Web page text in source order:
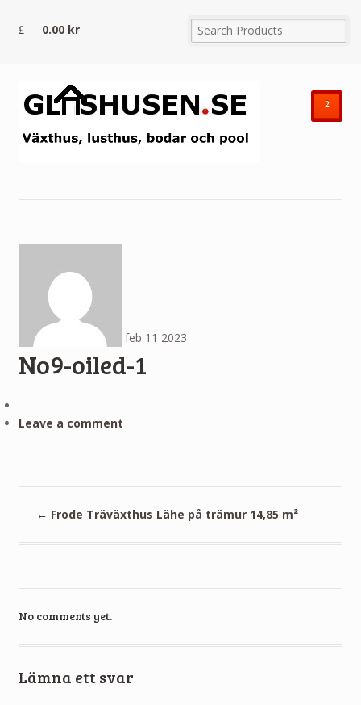
0.00 kr
²
feb 11 2023
No9-oiled-1
Leave a comment
← Frode Träväxthus Lähe på trämur 14,85 m²
No comments yet.
Lämna ett svar